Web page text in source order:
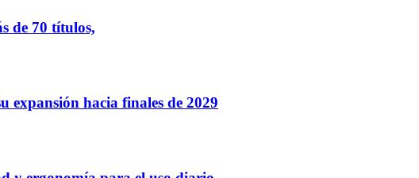
de 70 títulos,
expansión hacia finales de 2029